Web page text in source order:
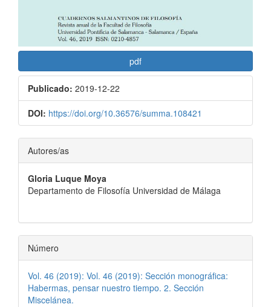
pdf
Publicado: 2019-12-22
DOI: https://doi.org/10.36576/summa.108421
Contenido
principal
del
Autores/as
Gloria Luque Moya
Departamento de Filosofía Universidad de Málaga
Número
Vol. 46 (2019): Vol. 46 (2019): Sección monográfica:
Habermas, pensar nuestro tiempo. 2. Sección
Miscelánea.